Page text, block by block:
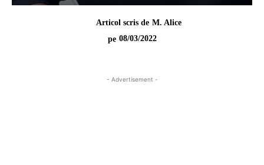
Articol scris de M. Alice
pe 08/03/2022
- Advertisement -